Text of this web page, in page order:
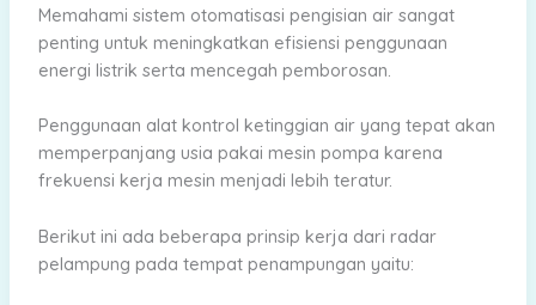
Memahami sistem otomatisasi pengisian air sangat
penting untuk meningkatkan efisiensi penggunaan
energi listrik serta mencegah pemborosan.
Penggunaan alat kontrol ketinggian air yang tepat akan
memperpanjang usia pakai mesin pompa karena
frekuensi kerja mesin menjadi lebih teratur.
Berikut ini ada beberapa prinsip kerja dari radar
pelampung pada tempat penampungan yaitu: